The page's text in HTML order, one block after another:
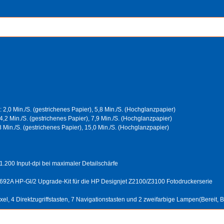
Min./S. (gestrichenes Papier), 5,8 Min./S. (Hochglanzpapier)
Min./S. (gestrichenes Papier), 7,9 Min./S. (Hochglanzpapier)
S. (gestrichenes Papier), 15,0 Min./S. (Hochglanzpapier)
Input-dpi bei maximaler Detailschärfe
HP-Gl/2 Upgrade-Kit für die HP Designjet Z2100/Z3100 Fotodruckerserie
4 Direktzugriffstasten, 7 Navigationstasten und 2 zweifarbige Lampen(Bereit,